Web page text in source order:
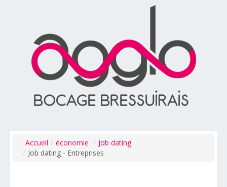
Accueil / économie / Job dating
/ Job dating - Entreprises